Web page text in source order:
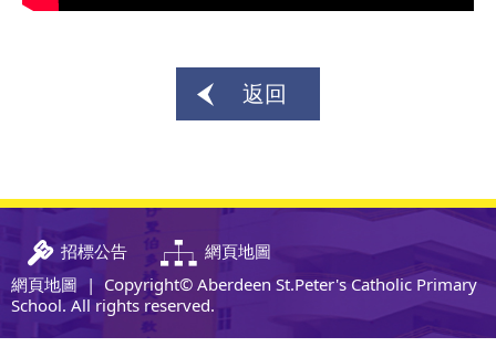
返回
招標公告
網頁地圖
網頁地圖 | Copyright© Aberdeen St.Peter's Catholic Primary
School. All rights reserved.